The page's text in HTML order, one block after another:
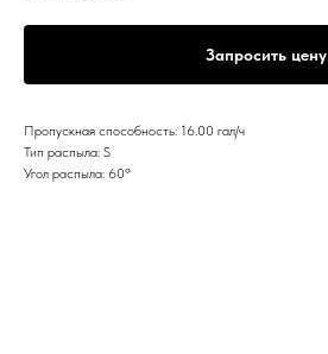
Запросить цену
Пропускная способность: 16.00 гал/ч
Тип распыла: S
Угол распыла: 60º